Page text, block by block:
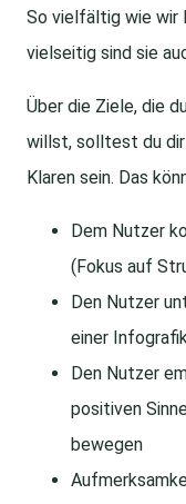
So vielfältig wie wir
vielseitig sind sie
Über die Ziele, die
willst, solltest du
Klaren sein. Das
Dem Nutzer
(Fokus auf
Den Nutzer
einer
Den Nutzer
positiven
bewegen